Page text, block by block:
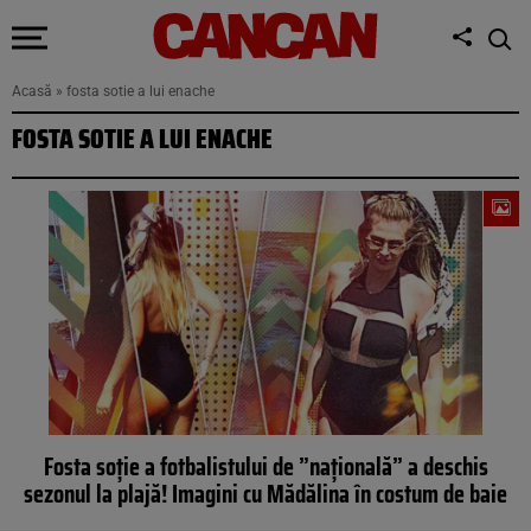
Acasă » fosta sotie a lui enache
FOSTA SOTIE A LUI ENACHE
Fosta soție a fotbalistului de ”națională” a deschis
sezonul la plajă! Imagini cu Mădălina în costum de baie